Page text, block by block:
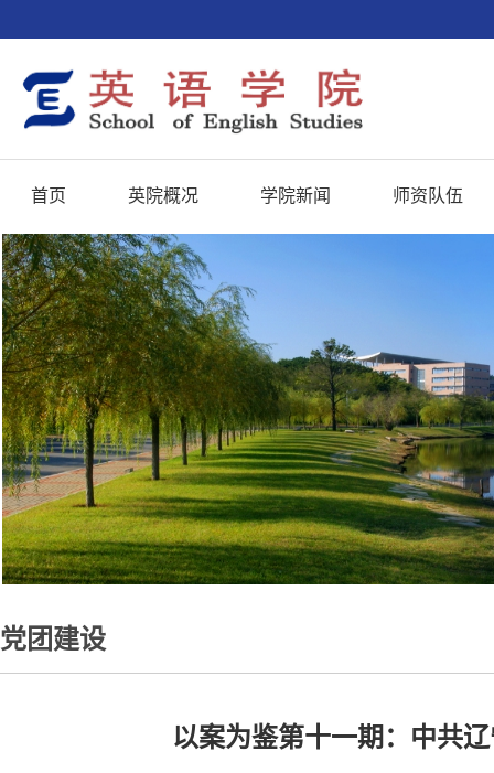
首页 英院概况 学院新闻 师资队伍
党团建设
以案为鉴第十一期：中共